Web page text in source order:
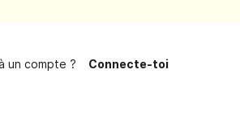
un compte ? Connecte-toi